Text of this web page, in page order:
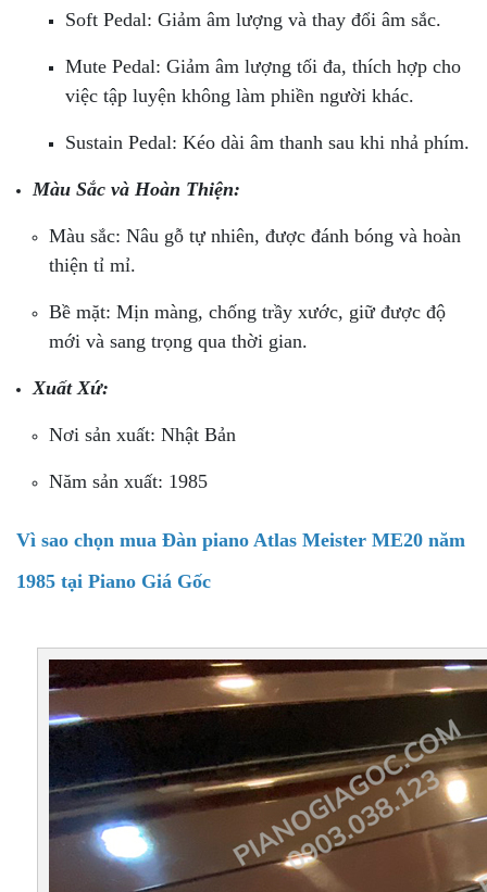
Soft Pedal: Giảm âm lượng và thay đổi âm sắc.
Mute Pedal: Giảm âm lượng tối đa, thích hợp cho
việc tập luyện không làm phiền người khác.
Sustain Pedal: Kéo dài âm thanh sau khi nhả phím.
Màu Sắc và Hoàn Thiện:
Màu sắc: Nâu gỗ tự nhiên, được đánh bóng và hoàn
thiện tỉ mỉ.
Bề mặt: Mịn màng, chống trầy xước, giữ được độ
mới và sang trọng qua thời gian.
Xuất Xứ:
Nơi sản xuất: Nhật Bản
Năm sản xuất: 1985
Vì sao chọn mua Đàn piano Atlas Meister ME20 năm
1985 tại Piano Giá Gốc